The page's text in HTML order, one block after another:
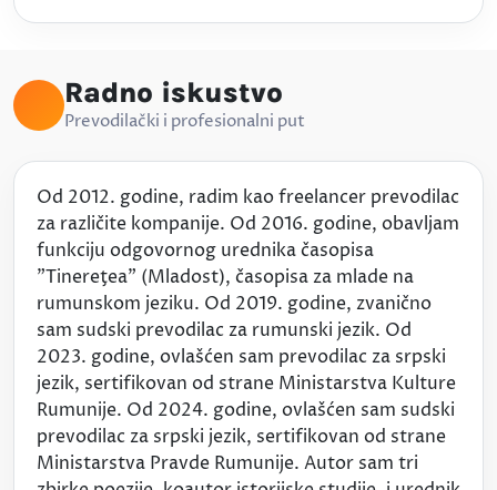
Radno iskustvo
Prevodilački i profesionalni put
Od 2012. godine, radim kao freelancer prevodilac
za različite kompanije. Od 2016. godine, obavljam
funkciju odgovornog urednika časopisa
"Tinereţea" (Mladost), časopisa za mlade na
rumunskom jeziku. Od 2019. godine, zvanično
sam sudski prevodilac za rumunski jezik. Od
2023. godine, ovlašćen sam prevodilac za srpski
jezik, sertifikovan od strane Ministarstva Kulture
Rumunije. Od 2024. godine, ovlašćen sam sudski
prevodilac za srpski jezik, sertifikovan od strane
Ministarstva Pravde Rumunije. Autor sam tri